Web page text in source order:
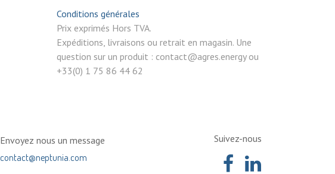
Conditions générales
Prix exprimés Hors TVA.
Expéditions, livraisons ou retrait en magasin. Une
question sur un produit : contact@agres.energy ou
+33(0) 1 75 86 44 62
Envoyez nous un message
contact@neptunia.com
Suivez-nous